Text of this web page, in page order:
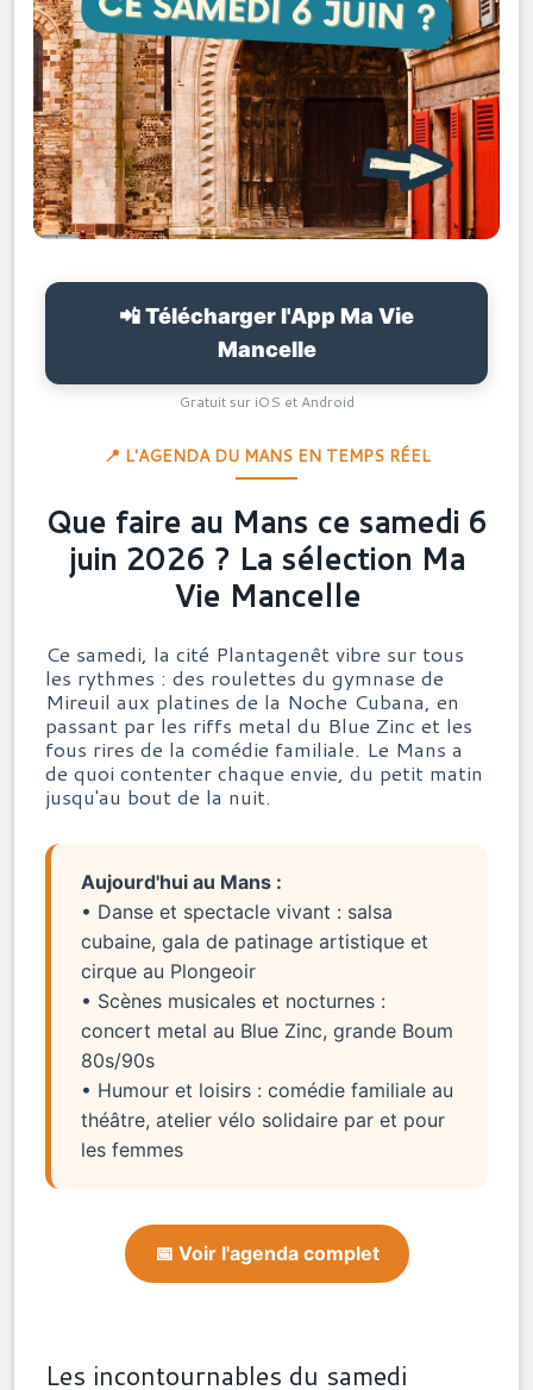
📲 Télécharger l'App Ma Vie
Mancelle
Gratuit sur iOS et Android
📍 L'AGENDA DU MANS EN TEMPS RÉEL
Que faire au Mans ce samedi 6
juin 2026 ? La sélection Ma
Vie Mancelle
Ce samedi, la cité Plantagenêt vibre sur tous
les rythmes : des roulettes du gymnase de
Mireuil aux platines de la Noche Cubana, en
passant par les riffs metal du Blue Zinc et les
fous rires de la comédie familiale. Le Mans a
de quoi contenter chaque envie, du petit matin
jusqu'au bout de la nuit.
Aujourd'hui au Mans :
• Danse et spectacle vivant : salsa
cubaine, gala de patinage artistique et
cirque au Plongeoir
• Scènes musicales et nocturnes :
concert metal au Blue Zinc, grande Boum
80s/90s
• Humour et loisirs : comédie familiale au
théâtre, atelier vélo solidaire par et pour
les femmes
📅 Voir l'agenda complet
Les incontournables du samedi